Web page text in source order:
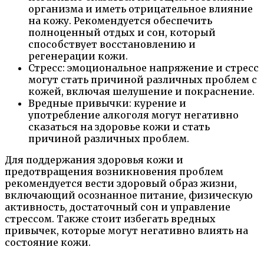
организма и иметь отрицательное влияние
на кожу. Рекомендуется обеспечить
полноценный отдых и сон, который
способствует восстановлению и
регенерации кожи.
Стресс: эмоциональное напряжение и стресс
могут стать причиной различных проблем с
кожей, включая шелушение и покраснение.
Вредные привычки: курение и
употребление алкоголя могут негативно
сказаться на здоровье кожи и стать
причиной различных проблем.
Для поддержания здоровья кожи и
предотвращения возникновения проблем
рекомендуется вести здоровый образ жизни,
включающий осознанное питание, физическую
активность, достаточный сон и управление
стрессом. Также стоит избегать вредных
привычек, которые могут негативно влиять на
состояние кожи.